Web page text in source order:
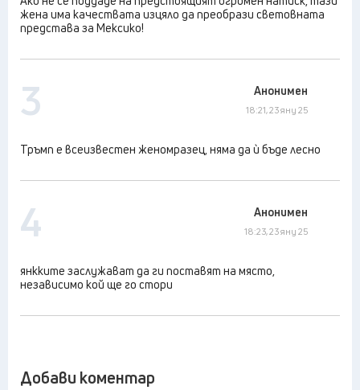
жена има качествата изцяло да преобрази световната
представа за Мексико!
3 Анонимен
18:21, 23 яну 25
Тръмп е всеизвестен женомразец, няма да ѝ бъде лесно
4 Анонимен
18:23, 23 яну 25
янкките заслужават да ги поставят на място,
независимо кой ще го стори
Добави коментар